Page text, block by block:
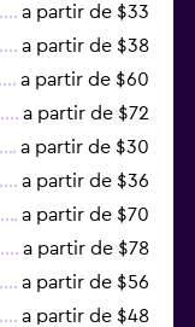
a partir de $33
a partir de $38
a partir de $60
a partir de $72
a partir de $30
a partir de $36
a partir de $70
a partir de $78
a partir de $56
a partir de $48